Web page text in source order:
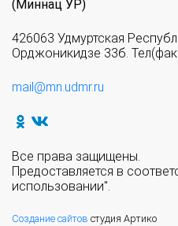
(Миннац УР)
426063 Удмуртская
Орджоникидзе 33б.
mail@mn.udmr.ru
Все права защищены.
Предоставляется в
использовании".
Создание сайтов студия Артико